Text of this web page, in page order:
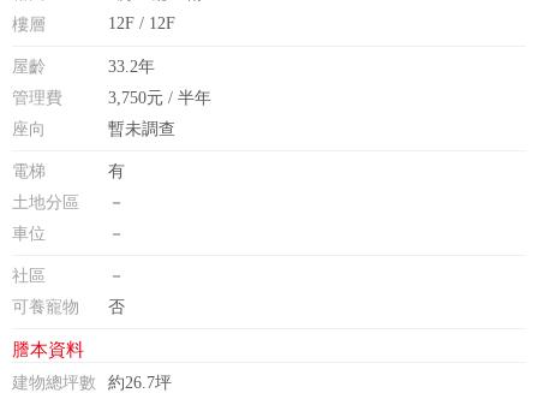
樓層
12F / 12F
屋齡
33.2年
管理費
3,750元 / 半年
座向
暫未調查
電梯
有
土地分區
－
車位
－
社區
－
可養寵物
否
謄本資料
建物總坪數
約26.7坪